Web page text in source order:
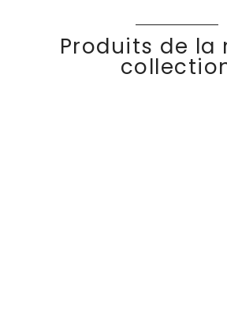
Produits de la